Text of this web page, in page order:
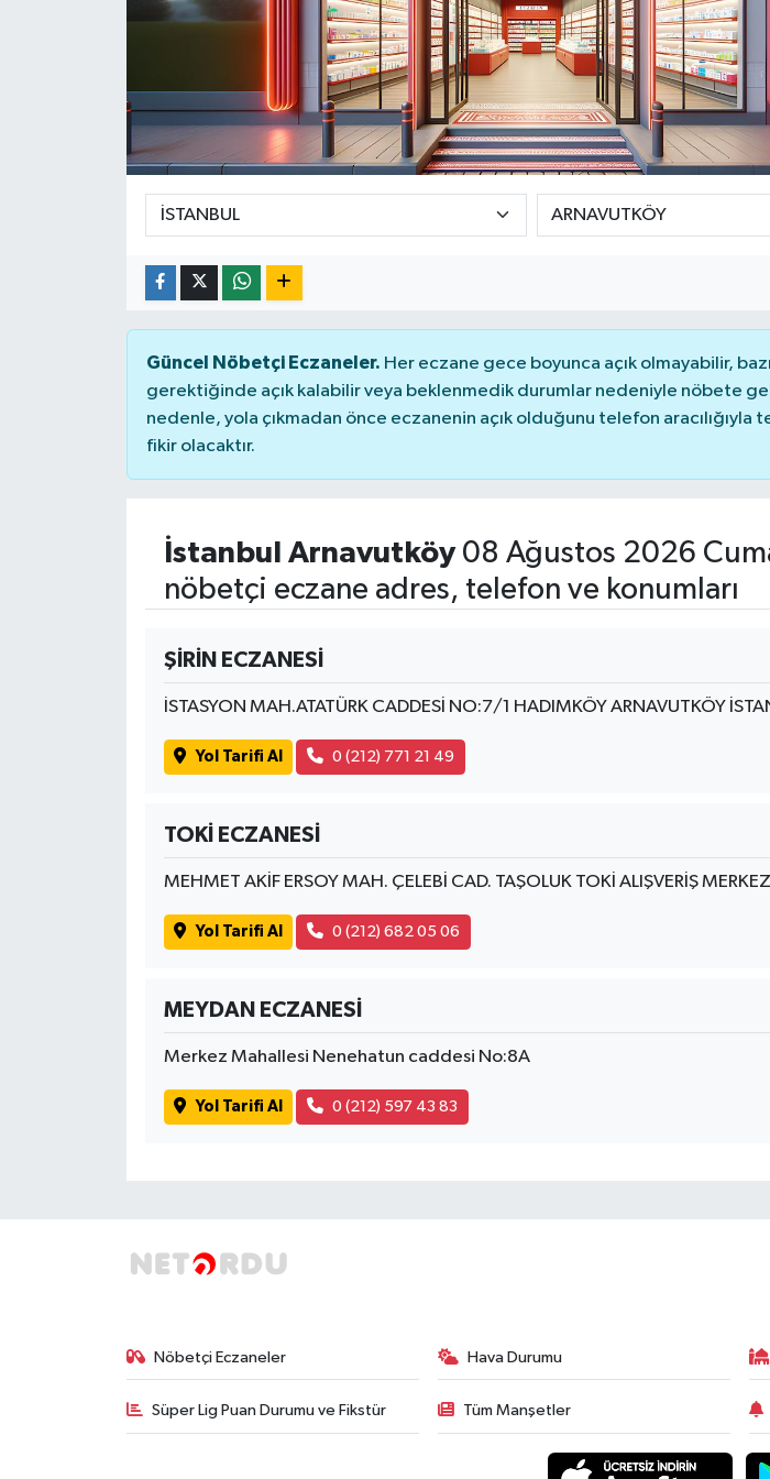
Güncel Nöbetçi Eczaneler. Her eczane gece boyunca açık olmayabilir,
gerektiğinde açık kalabilir veya beklenmedik durumlar nedeniyle nöbete
nedenle, yola çıkmadan önce eczanenin açık olduğunu telefon aracılığıyla
fikir olacaktır.
İstanbul Arnavutköy08 Ağustos 2026
nöbetçi eczane adres, telefon ve konumları
ŞİRİN ECZANESİ
İSTASYON MAH.ATATÜRK CADDESİ NO:7/1 HADIMKÖY ARNAVUTKÖY
Yol Tarifi Al 0 (212) 771 21 49
TOKİ ECZANESİ
MEHMET AKİF ERSOY MAH. ÇELEBİ CAD. TAŞOLUK TOKİ ALIŞVERİŞ
Yol Tarifi Al 0 (212) 682 05 06
MEYDAN ECZANESİ
Merkez Mahallesi Nenehatun caddesi No:8A
Yol Tarifi Al 0 (212) 597 43 83
Nöbetçi Eczaneler Hava Durumu
Süper Lig Puan Durumu ve Fikstür Tüm Manşetler
KULTUR-SANAT
MAGAZİN
OTOMOBİL
VİDEO HABER